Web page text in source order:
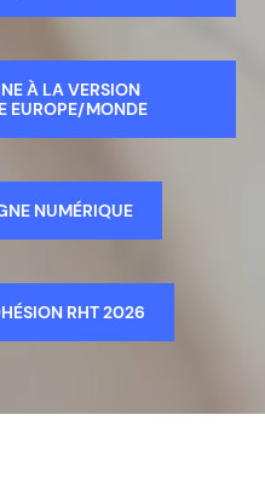
À LA VERSION
EUROPE/MONDE
NUMÉRIQUE
RHT 2026